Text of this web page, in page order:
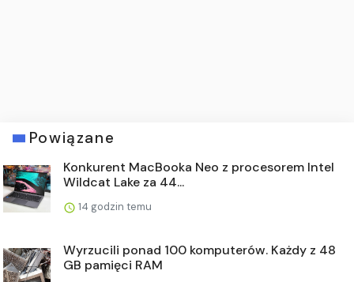
Powiązane
Konkurent MacBooka Neo z procesorem Intel
Wildcat Lake za 44...
14 godzin temu
Wyrzucili ponad 100 komputerów. Każdy z 48
GB pamięci RAM